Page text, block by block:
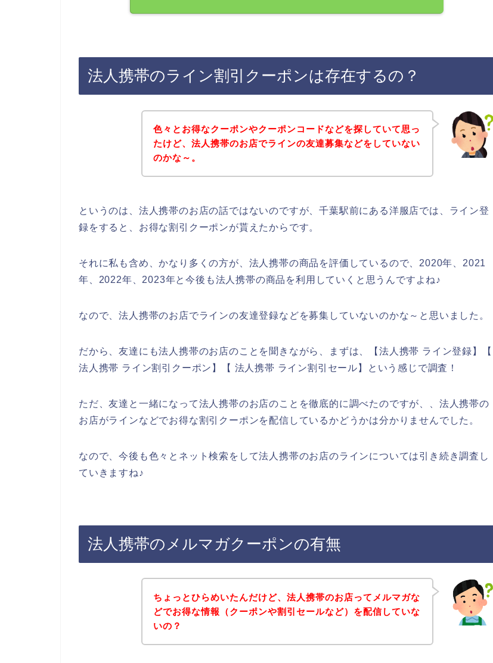
法人携帯のライン割引クーポンは存在するの？
色々とお得なクーポンやクーポンコードなどを探していて思っ
たけど、法人携帯のお店でラインの友達募集などをしていない
のかな～。
というのは、法人携帯のお店の話ではないのですが、千葉駅前にある洋服店では、ライン登
録をすると、お得な割引クーポンが貰えたからです。
それに私も含め、かなり多くの方が、法人携帯の商品を評価しているので、2020年、2021
年、2022年、2023年と今後も法人携帯の商品を利用していくと思うんですよね♪
なので、法人携帯のお店でラインの友達登録などを募集していないのかな～と思いました。
だから、友達にも法人携帯のお店のことを聞きながら、まずは、【法人携帯 ライン登録】【
法人携帯 ライン割引クーポン】【 法人携帯 ライン割引セール】という感じで調査！
ただ、友達と一緒になって法人携帯のお店のことを徹底的に調べたのですが、、法人携帯の
お店がラインなどでお得な割引クーポンを配信しているかどうかは分かりませんでした。
なので、今後も色々とネット検索をして法人携帯のお店のラインについては引き続き調査し
ていきますね♪
法人携帯のメルマガクーポンの有無
ちょっとひらめいたんだけど、法人携帯のお店ってメルマガな
どでお得な情報（クーポンや割引セールなど）を配信していな
いの？